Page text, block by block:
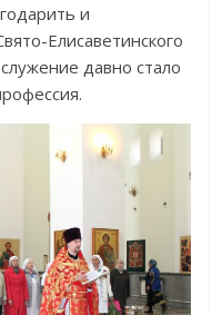
и
Елисаветинского
давно стало